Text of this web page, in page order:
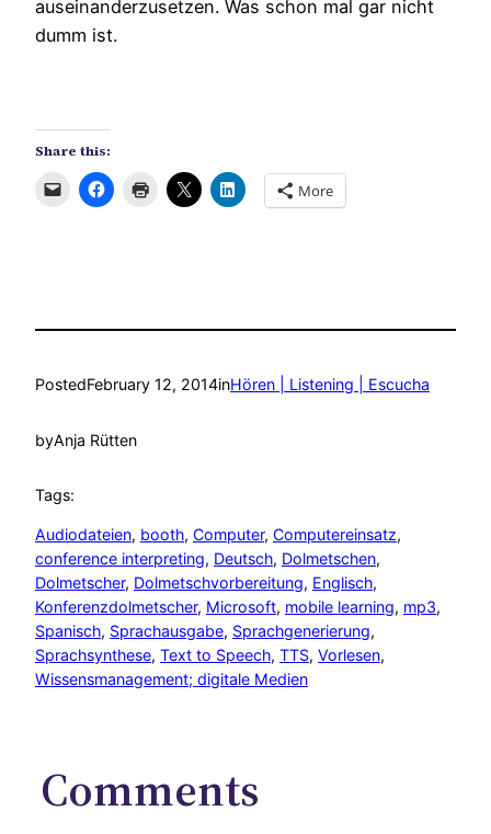
auseinanderzusetzen. Was schon mal gar nicht
dumm ist.
Share this:
More
PostedFebruary 12, 2014inHören | Listening | Escucha
byAnja Rütten
Tags:
Audiodateien, booth, Computer, Computereinsatz
conference interpreting, Deutsch, Dolmetschen
Dolmetscher, Dolmetschvorbereitung, Englisch
Konferenzdolmetscher, Microsoft, mobile learning, mp3
Spanisch, Sprachausgabe, Sprachgenerierung
Sprachsynthese, Text to Speech, TTS, Vorlesen
Wissensmanagement; digitale Medien
Comments